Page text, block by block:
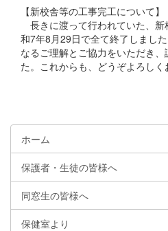
【新校舎等の工事完工について】
長きに渡って行われていた、新
和7年8月29日で全て終了しまし
なるご理解とご協力をいただき
た。これからも、どうぞよろしく
ホーム
保護者・生徒の皆様へ
同窓生の皆様へ
保健室より